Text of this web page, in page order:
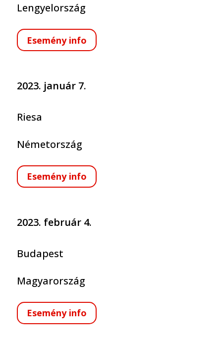
Lengyelország
Esemény info
2023. január 7.
Riesa
Németország
Esemény info
2023. február 4.
Budapest
Magyarország
Esemény info